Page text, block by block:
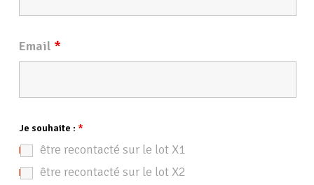
Email *
Je souhaite : *
être recontacté sur le lot X1
être recontacté sur le lot X2